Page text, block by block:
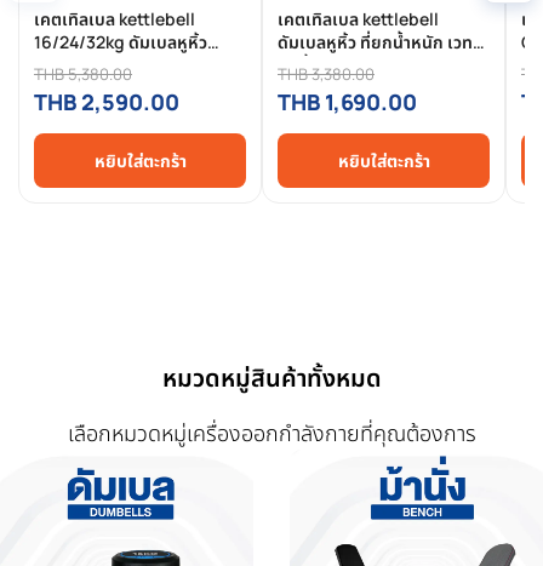
เคตเทิลเบล kettlebell
16/24/32kg ดัมเบลหูหิ้ว
สำหรับ Hyrox Competition
Grade
THB 5,380.00
THB 2,590.00
หยิบใส่ตะกร้า
เคตเทิลเบล kettlebell
ดัมเบลหูหิ้ว ที่ยกน้ำหนัก เวท
ยกน้ำหนัก
THB 3,380.00
THB 1,690.00
หยิบใส่ตะกร้า
เ
หมวดหมู่สินค้าทั้งหมด
เลือกหมวดหมู่เครื่องออกกำลังกายที่คุณต้องการ